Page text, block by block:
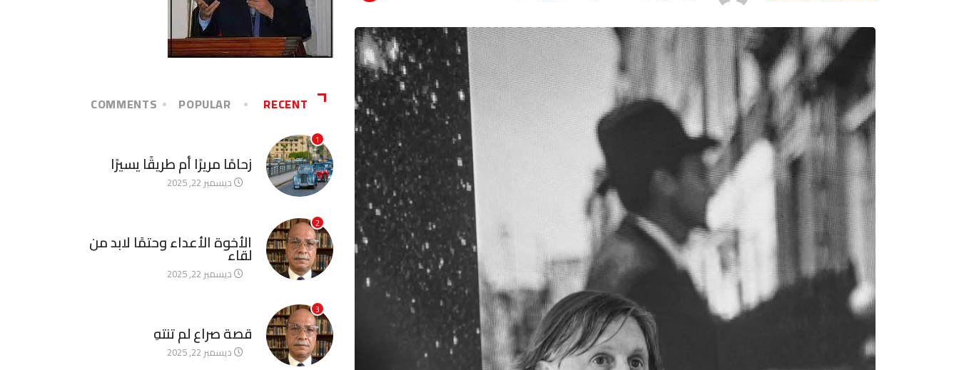
RECENT
POPULAR
COMMENTS
1
زحامًا مريرًا أم طريقًا يسيرًا
ديسمبر 22, 2025
2
الأخوة الأعداء وحتمًا لابد من
لقاء
ديسمبر 22, 2025
3
قصة صراع لم تنتهِ
ديسمبر 22, 2025